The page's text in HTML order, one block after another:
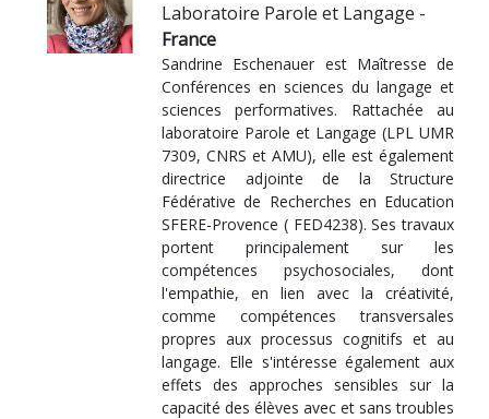
Laboratoire Parole et Langage -
France
Sandrine Eschenauer est Maîtresse de
Conférences en sciences du langage et
sciences performatives. Rattachée au
laboratoire Parole et Langage (LPL UMR
7309, CNRS et AMU), elle est également
directrice adjointe de la Structure
Fédérative de Recherches en Education
SFERE-Provence ( FED4238). Ses travaux
portent principalement sur les
compétences psychosociales, dont
l'empathie, en lien avec la créativité,
comme compétences transversales
propres aux processus cognitifs et au
langage. Elle s'intéresse également aux
effets des approches sensibles sur la
capacité des élèves avec et sans troubles